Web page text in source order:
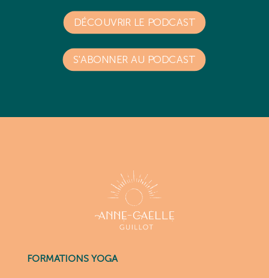
DÉCOUVRIR LE PODCAST
S'ABONNER AU PODCAST
FORMATIONS YOGA